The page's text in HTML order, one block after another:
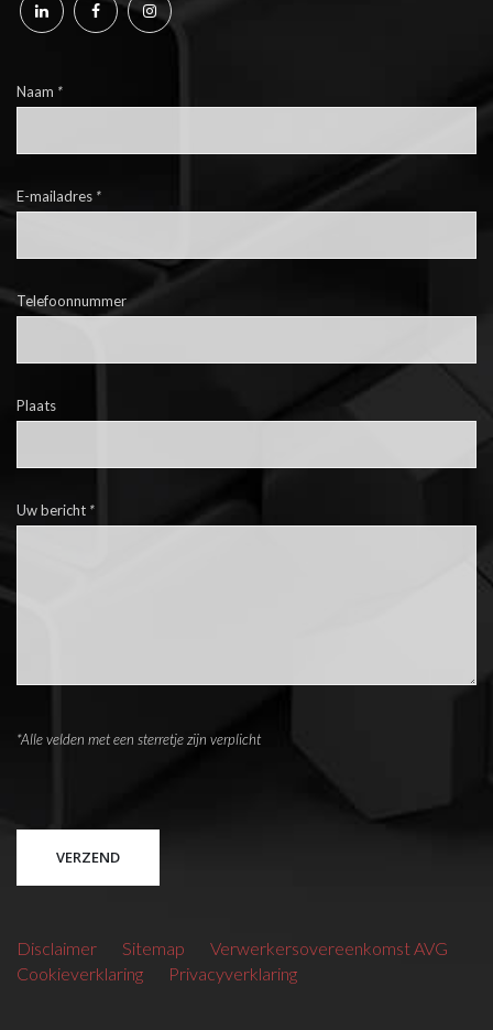
Naam *
E-mailadres *
Telefoonnummer
Plaats
Uw bericht *
*Alle velden met een sterretje zijn verplicht
Disclaimer Sitemap
Verwerkersovereenkomst AVG
Cookieverklaring
Privacyverklaring